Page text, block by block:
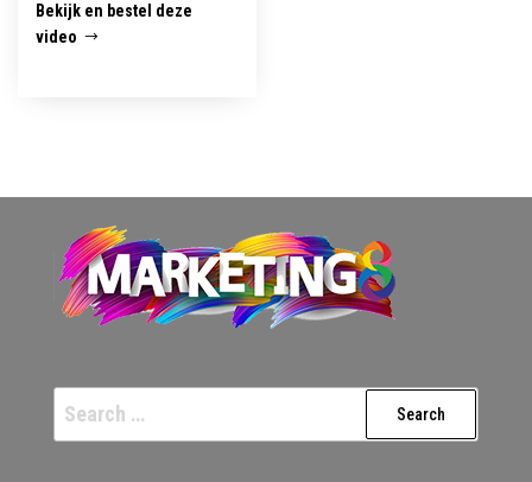
Bekijk en bestel deze
video
Search
for: